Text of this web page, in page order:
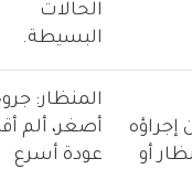
الحالات
البسيطة.
إجراؤه
أو
المنظار:
أصغر، ألم
عودة أسرع